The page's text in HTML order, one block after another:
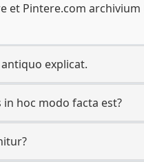
et Pintere.com
explicat.
hoc modo facta est?